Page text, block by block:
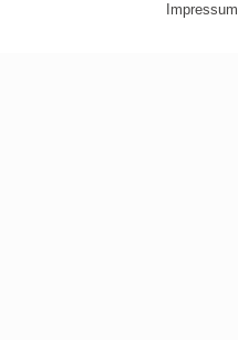
Impressum